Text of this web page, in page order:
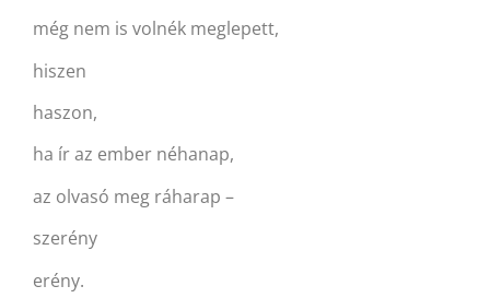
még nem is volnék meglepett,
hiszen
haszon,
ha ír az ember néhanap,
az olvasó meg ráharap –
szerény
erény.